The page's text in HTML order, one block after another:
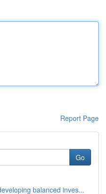
Report Page
Go
balanced inves...